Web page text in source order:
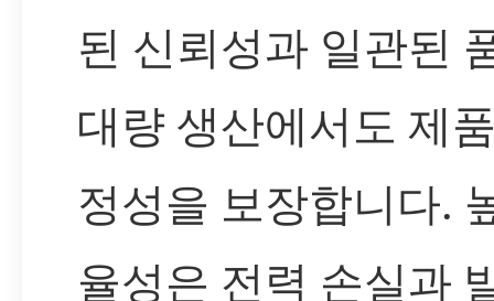
된 신뢰성과 일관된
대량 생산에서도 제
정성을 보장합니다.
율성은 전력 손실과